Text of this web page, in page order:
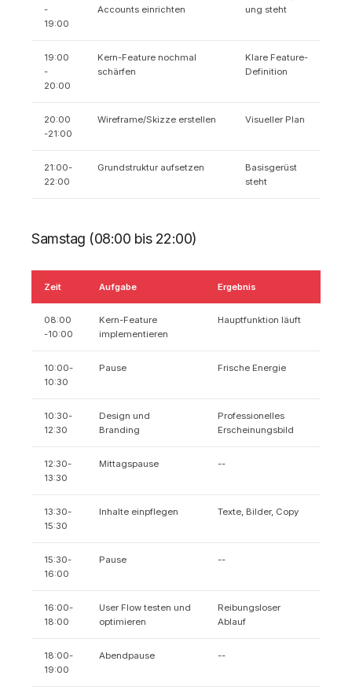
-
19:00
Accounts einrichten
ung steht
19:00
-
20:00
Kern-Feature nochmal
schärfen
Klare Feature-
Definition
20:00
-21:00
Wireframe/Skizze erstellen Visueller Plan
21:00-
22:00
Grundstruktur aufsetzen
Basisgerüst
steht
Samstag (08:00 bis 22:00)
Zeit Aufgabe Ergebnis
08:00
-10:00
Kern-Feature
implementieren
Hauptfunktion läuft
10:00-
10:30
Pause Frische Energie
10:30-
12:30
Design und
Branding
Professionelles
Erscheinungsbild
12:30-
13:30
Mittagspause --
13:30-
15:30
Inhalte einpflegen Texte, Bilder, Copy
15:30-
16:00
Pause --
16:00-
18:00
User Flow testen und
optimieren
Reibungsloser
Ablauf
18:00-
19:00
Abendpause --